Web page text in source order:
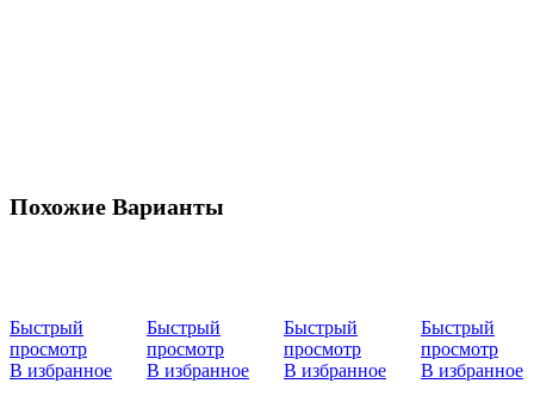
Похожие Варианты
Быстрый
просмотр
В избранное
Быстрый
просмотр
В избранное
Быстрый
просмотр
В избранное
Быстрый
просмотр
В избранное